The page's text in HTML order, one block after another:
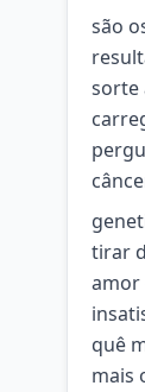
são
sorte
tirar
amor
quê
mais